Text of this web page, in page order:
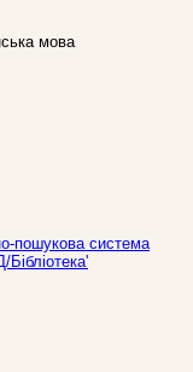
мова
пошукова система